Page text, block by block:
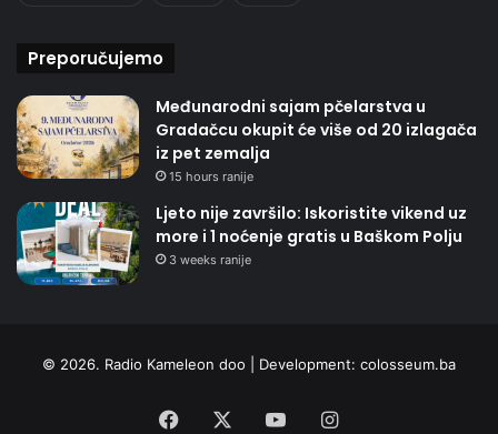
Preporučujemo
Međunarodni sajam pčelarstva u
Gradačcu okupit će više od 20 izlagača
iz pet zemalja
15 hours ranije
Ljeto nije završilo: Iskoristite vikend uz
more i 1 noćenje gratis u Baškom Polju
3 weeks ranije
© 2026. Radio Kameleon doo | Development: colosseum.ba
Facebook YouTubeInstagram